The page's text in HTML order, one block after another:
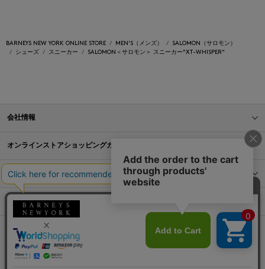
BARNEYS NEW YORK ONLINE STORE MEN'S（メンズ）
SALOMON（サロモン）
シューズ
スニーカー SALOMON＜サロモン＞ スニーカー"XT-WHISPER"
会社情報
オンラインストアショッピングガイド
店舗情報
サービス
BLOG